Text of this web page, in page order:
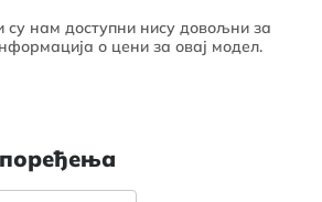
су нам доступни нису довољни за
о цени за овај модел.